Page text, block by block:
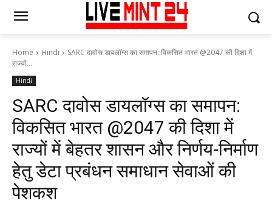
Home Hindi
SARC दावोस डायलॉग्स का समापन: विकसित भारत @2047 की दिशा में
राज्यों...
Hindi
SARC दावोस डायलॉग्स का समापन:
विकसित भारत @2047 की दिशा में
राज्यों में बेहतर शासन और निर्णय-निर्माण
हेतु डेटा प्रबंधन समाधान सेवाओं की
पेशकश